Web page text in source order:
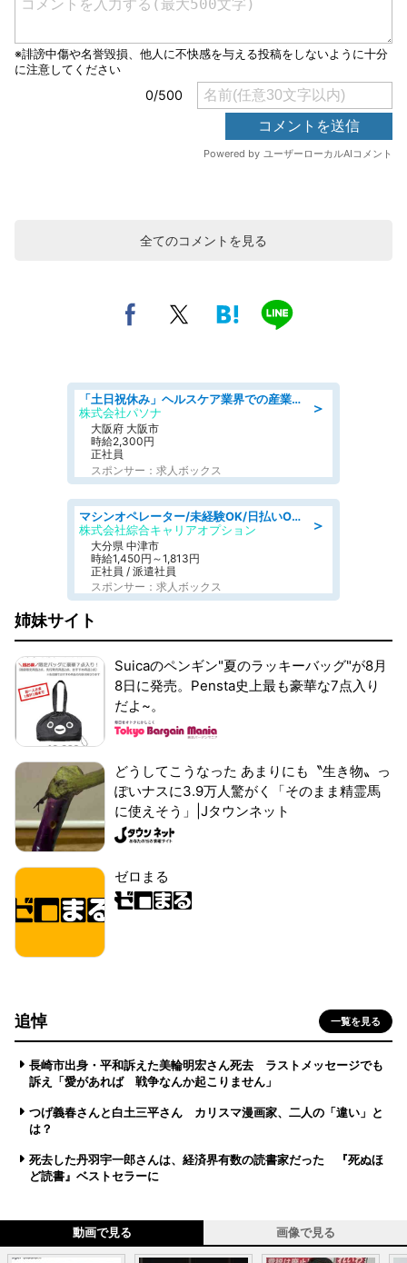
全てのコメントを見る
＞
「土日祝休み」ヘルスケア業界での産業保健師業務/看護師/高時給/要資格:正看護師
株式会社パソナ
大阪府 大阪市
時給2,300円
正社員
スポンサー：求人ボックス
＞
マシンオペレーター/未経験OK/日払いOK/交替制/20・30・40代活躍中/製造 工場
株式会社綜合キャリアオプション
大分県 中津市
時給1,450円～1,813円
正社員 / 派遣社員
スポンサー：求人ボックス
姉妹サイト
Suicaのペンギン"夏のラッキーバッグ"が8月
8日に発売。Pensta史上最も豪華な7点入り
だよ~。
どうしてこうなった あまりにも〝生き物〟っ
ぽいナスに3.9万人驚がく「そのまま精霊馬
に使えそう」|Jタウンネット
ゼロまる
追悼 一覧を見る
長崎市出身・平和訴えた美輪明宏さん死去 ラストメッセージでも
訴え「愛があれば 戦争なんか起こりません」
つげ義春さんと白土三平さん カリスマ漫画家、二人の「違い」と
は？
死去した丹羽宇一郎さんは、経済界有数の読書家だった 『死ぬほ
ど読書』ベストセラーに
動画で見る 画像で見る